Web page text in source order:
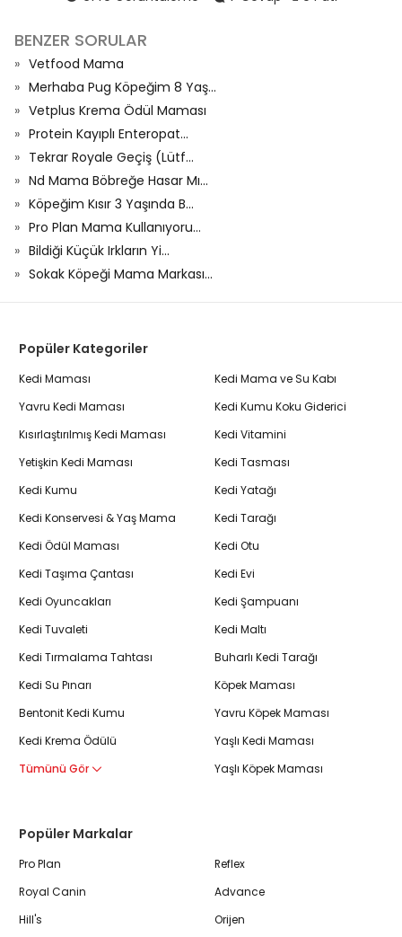
BENZER SORULAR
Vetfood Mama
Merhaba Pug Köpeğim 8 Yaş...
Vetplus Krema Ödül Maması
Protein Kayıplı Enteropat...
Tekrar Royale Geçiş (Lütf...
Nd Mama Böbreğe Hasar Mı...
Köpeğim Kısır 3 Yaşında B...
Pro Plan Mama Kullanıyoru...
Bildiği Küçük Irkların Yi...
Sokak Köpeği Mama Markası...
Popüler Kategoriler
Kedi Maması
Yavru Kedi Maması
Kısırlaştırılmış Kedi Maması
Yetişkin Kedi Maması
Kedi Kumu
Kedi Konservesi & Yaş Mama
Kedi Ödül Maması
Kedi Taşıma Çantası
Kedi Oyuncakları
Kedi Tuvaleti
Kedi Tırmalama Tahtası
Kedi Su Pınarı
Bentonit Kedi Kumu
Kedi Krema Ödülü
Tümünü Gör
Kedi Mama ve Su Kabı
Kedi Kumu Koku Giderici
Kedi Vitamini
Kedi Tasması
Kedi Yatağı
Kedi Tarağı
Kedi Otu
Kedi Evi
Kedi Şampuanı
Kedi Maltı
Buharlı Kedi Tarağı
Köpek Maması
Yavru Köpek Maması
Yaşlı Kedi Maması
Yaşlı Köpek Maması
Popüler Markalar
Pro Plan
Royal Canin
Hill's
Reflex
Advance
Orijen